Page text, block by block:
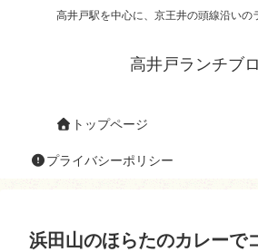
高井戸駅を中心に、京王井の頭線沿いの
高井戸ランチブ
トップページ
プライバシーポリシー
浜田山のほらたのカレーで